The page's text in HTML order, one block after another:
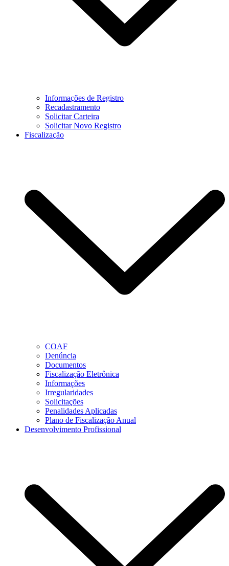
Informações de Registro
Recadastramento
Solicitar Carteira
Solicitar Novo Registro
Fiscalização
COAF
Denúncia
Documentos
Fiscalização Eletrônica
Informações
Irregularidades
Solicitações
Penalidades Aplicadas
Plano de Fiscalização Anual
Desenvolvimento Profissional